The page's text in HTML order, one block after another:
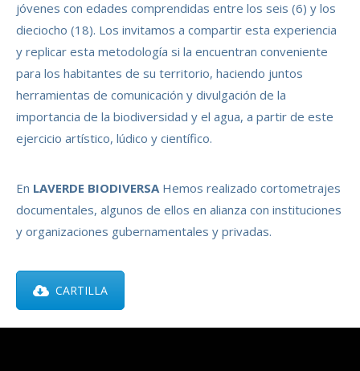
jóvenes con edades comprendidas entre los seis (6) y los
dieciocho (18). Los invitamos a compartir esta experiencia
y replicar esta metodología si la encuentran conveniente
para los habitantes de su territorio, haciendo juntos
herramientas de comunicación y divulgación de la
importancia de la biodiversidad y el agua, a partir de este
ejercicio artístico, lúdico y científico.
En LAVERDE BIODIVERSAHemos realizado cortometrajes
documentales, algunos de ellos en alianza con instituciones
y organizaciones gubernamentales y privadas.
CARTILLA